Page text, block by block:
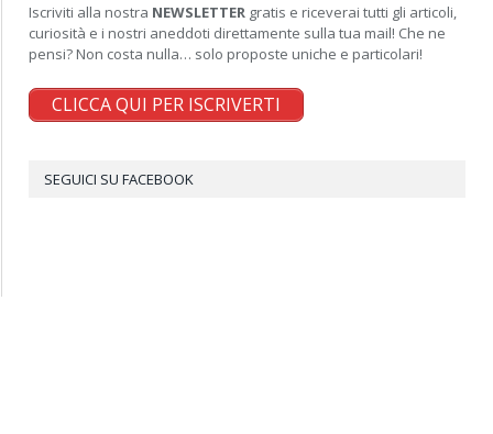
Iscriviti alla nostra NEWSLETTER gratis e riceverai tutti gli articoli,
curiosità e i nostri aneddoti direttamente sulla tua mail! Che ne
pensi? Non costa nulla… solo proposte uniche e particolari!
CLICCA QUI PER ISCRIVERTI
SEGUICI SU FACEBOOK